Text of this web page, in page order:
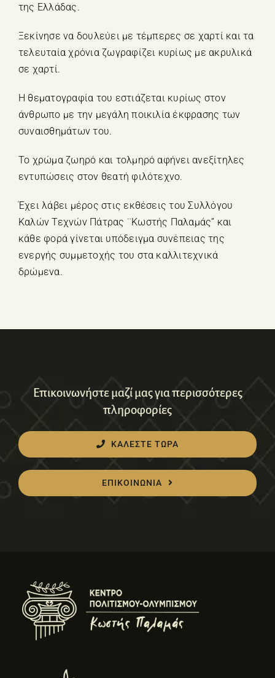
της Ελλάδας.
Ξεκίνησε να δουλεύει με τέμπερες σε χαρτί και τα
τελευταία χρόνια ζωγραφίζει κυρίως με ακρυλικά
σε χαρτί.
Η θεματογραφία του εστιάζεται κυρίως στον
άνθρωπο με την μεγάλη ποικιλία έκφρασης των
συναισθημάτων του.
Το χρώμα ζωηρό και τολμηρό αφήνει ανεξίτηλες
εντυπώσεις στον θεατή φιλότεχνο.
Έχει λάβει μέρος στις εκθέσεις του Συλλόγου
Καλών Τεχνών Πάτρας ¨Κωστής Παλαμάς” και
κάθε φορά γίνεται υπόδειγμα συνέπειας της
ενεργής συμμετοχής του στα καλλιτεχνικά
δρώμενα.
Επικοινωνήστε μαζί μας για περισσότερες
πληροφορίες
ΚΑΛΕΣΤΕ ΤΩΡΑ
ΕΠΙΚΟΙΝΩΝΙΑ